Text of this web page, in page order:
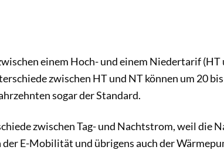
einem Hoch- und einem Niedertarif (HT
zwischen HT und NT können um 20 bis
sogar der Standard.
zwischen Tag- und Nachtstrom, weil die
E-Mobilität und übrigens auch der